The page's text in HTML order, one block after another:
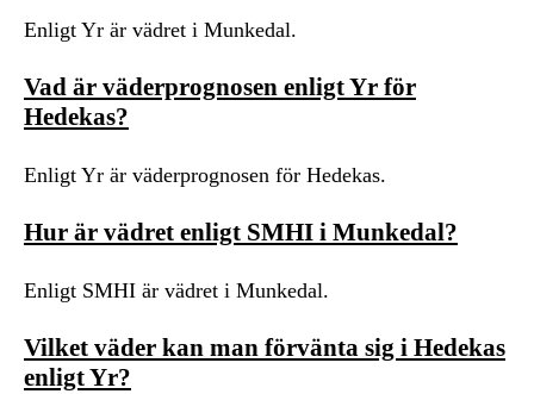
Enligt Yr är vädret i Munkedal.
Vad är väderprognosen enligt Yr för
Hedekas?
Enligt Yr är väderprognosen för Hedekas.
Hur är vädret enligt SMHI i Munkedal?
Enligt SMHI är vädret i Munkedal.
Vilket väder kan man förvänta sig i Hedekas
enligt Yr?